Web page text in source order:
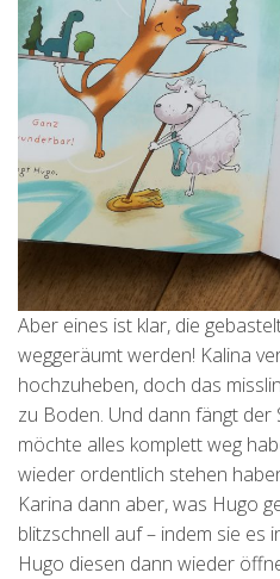
Aber eines ist klar, die
weggeräumt werden! Kalina
hochzuheben, doch das
zu Boden. Und dann fängt
möchte alles komplett weg
wieder ordentlich stehen
Karina dann aber, was Hugo
blitzschnell auf – indem sie es
Hugo diesen dann wieder